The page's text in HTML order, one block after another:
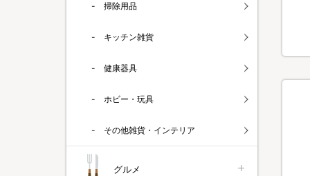
掃除用品
キッチン雑貨
健康器具
ホビー・玩具
その他雑貨・インテリア
グルメ